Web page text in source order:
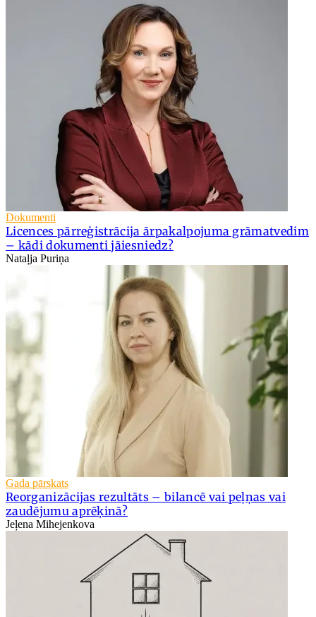
Dokumenti
Licences pārreģistrācija ārpakalpojuma grāmatvedim
– kādi dokumenti jāiesniedz?
Nataļja Puriņa
Gada pārskats
Reorganizācijas rezultāts – bilancē vai peļņas vai
zaudējumu aprēķinā?
Jeļena Mihejenkova